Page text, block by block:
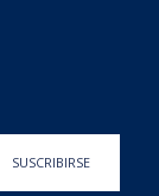
SUSCRIBIRSE